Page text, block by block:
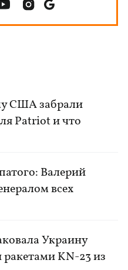
США забрали
Patriot и что
Валерий
всех
Украину
KN-23 из